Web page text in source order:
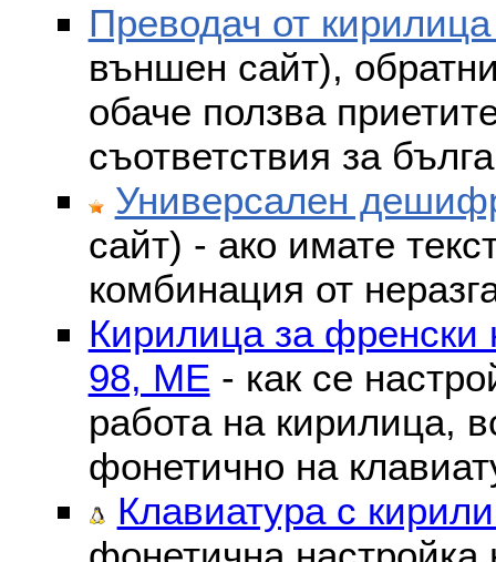
Преводач от
външен сайт),
обаче ползва
съответствия за
Универсален
сайт) - ако имате
комбинация от
Кирилица за френски
98, ME - как се
работа на кирилица,
фонетично на
Клавиатура с